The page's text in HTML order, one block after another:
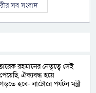
সব সংবাদ
তারেক রহমানের নেতৃত্বে সেই
ঐক্যবদ্ধ হয়ে
হবে- নাটোরে পর্যটন মন্ত্রী